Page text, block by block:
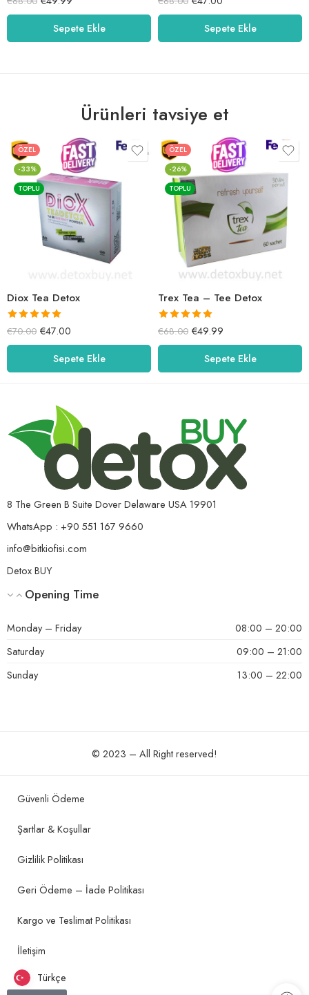
Sepete Ekle Sepete Ekle
Ürünleri tavsiye et
ÖZEL
-33%
TOPLU
Diox Tea Detox
5 üzerinden
5.00oy aldı
€70.00 €47.00
Sepete Ekle
ÖZEL
-26%
TOPLU
Trex Tea – Tee Detox
5 üzerinden
5.00oy aldı
€68.00 €49.99
Sepete Ekle
8 The Green B Suite Dover Delaware USA 19901
WhatsApp : +90 551 167 9660
info@bitkiofisi.com
Detox BUY
Opening Time
Monday – Friday
08:00 – 20:00
Saturday
09:00 – 21:00
Sunday
13:00 – 22:00
© 2023 – All Right reserved!
Güvenli Ödeme
Şartlar & Koşullar
Gizlilik Politikası
Geri Ödeme – İade Politikası
Kargo ve Teslimat Politikası
İletişim
Türkçe